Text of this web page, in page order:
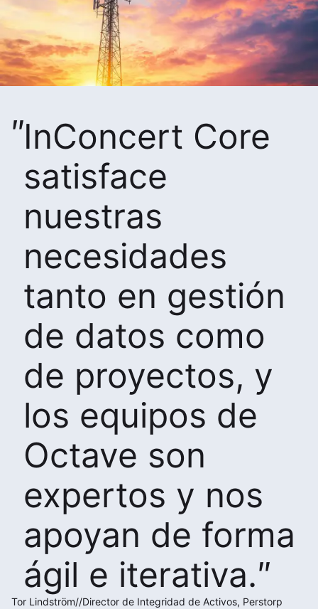
InConcert Core
satisface
nuestras
necesidades
tanto en gestión
de datos como
de proyectos, y
los equipos de
Octave son
expertos y nos
apoyan de forma
ágil e iterativa.
Tor Lindström//Director de Integridad de Activos, Perstorp